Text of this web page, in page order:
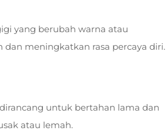
yang berubah warna atau
meningkatkan rasa percaya diri.
untuk bertahan lama dan
atau lemah.